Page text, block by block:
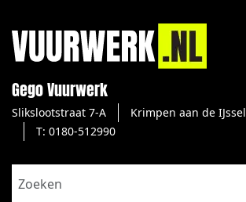
Gego Vuurwerk
Slikslootstraat 7-A
Krimpen aan de IJssel
T: 0180-512990